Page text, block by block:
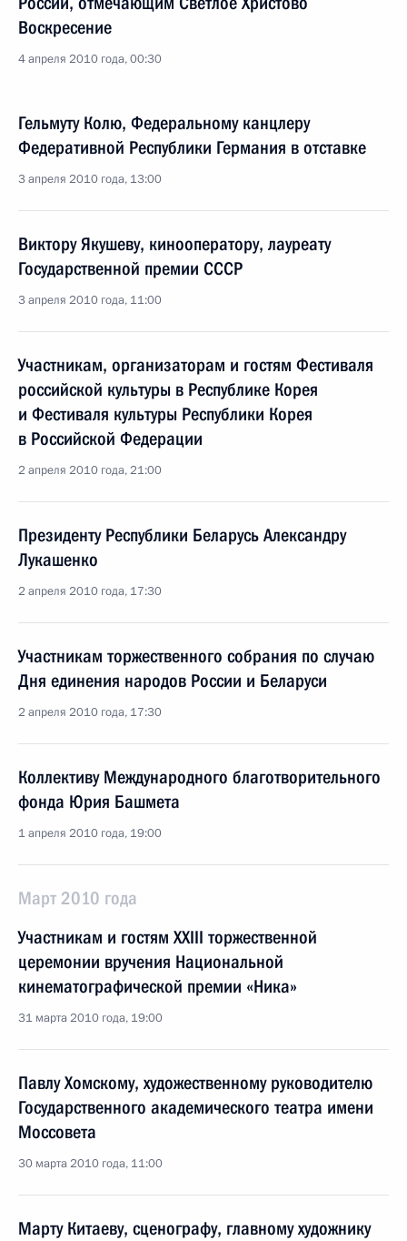
Воскресение
4 апреля 2010 года, 00:30
Гельмуту Колю, Федеральному канцлеру
Федеративной Республики Германия в отставке
3 апреля 2010 года, 13:00
Виктору Якушеву, кинооператору, лауреату
Государственной премии СССР
3 апреля 2010 года, 11:00
Участникам, организаторам и гостям Фестиваля
российской культуры в Республике Корея
и Фестиваля культуры Республики Корея
в Российской Федерации
2 апреля 2010 года, 21:00
Президенту Республики Беларусь Александру
Лукашенко
2 апреля 2010 года, 17:30
Участникам торжественного собрания по случаю
Дня единения народов России и Беларуси
2 апреля 2010 года, 17:30
Коллективу Международного благотворительного
фонда Юрия Башмета
1 апреля 2010 года, 19:00
Март 2010 года
Участникам и гостям XXIII торжественной
церемонии вручения Национальной
кинематографической премии «Ника»
31 марта 2010 года, 19:00
Павлу Хомскому, художественному руководителю
Государственного академического театра имени
Моссовета
30 марта 2010 года, 11:00
Марту Китаеву, сценографу, главному художнику